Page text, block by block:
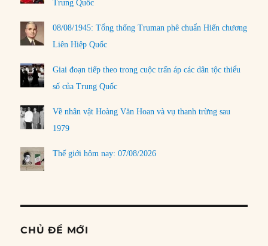
Trung Quốc
08/08/1945: Tổng thống Truman phê chuẩn Hiến chương
Liên Hiệp Quốc
Giai đoạn tiếp theo trong cuộc trấn áp các dân tộc thiểu
số của Trung Quốc
Về nhân vật Hoàng Văn Hoan và vụ thanh trừng sau
1979
Thế giới hôm nay: 07/08/2026
CHỦ ĐỀ MỚI